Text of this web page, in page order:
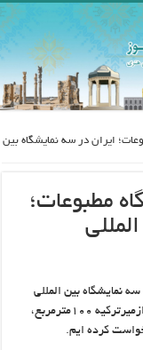
ایران در سه نمایشگاه بین
مطبوعات؛
نمایشگاه بین المللی
گردشگری خبر داد و گفت: برای شرکت در نمایشگاه ازمیرترکیه ۱۰۰مترمربع،